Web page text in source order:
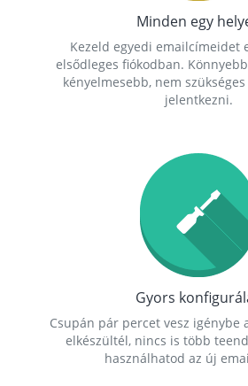
Minden egy
Kezeld egyedi emailcímeidet
elsődleges fiókodban.
kényelmesebb, nem
jelentkezni.
Gyors
Csupán pár percet vesz igénybe
elkészültél, nincs is több
használhatod az új